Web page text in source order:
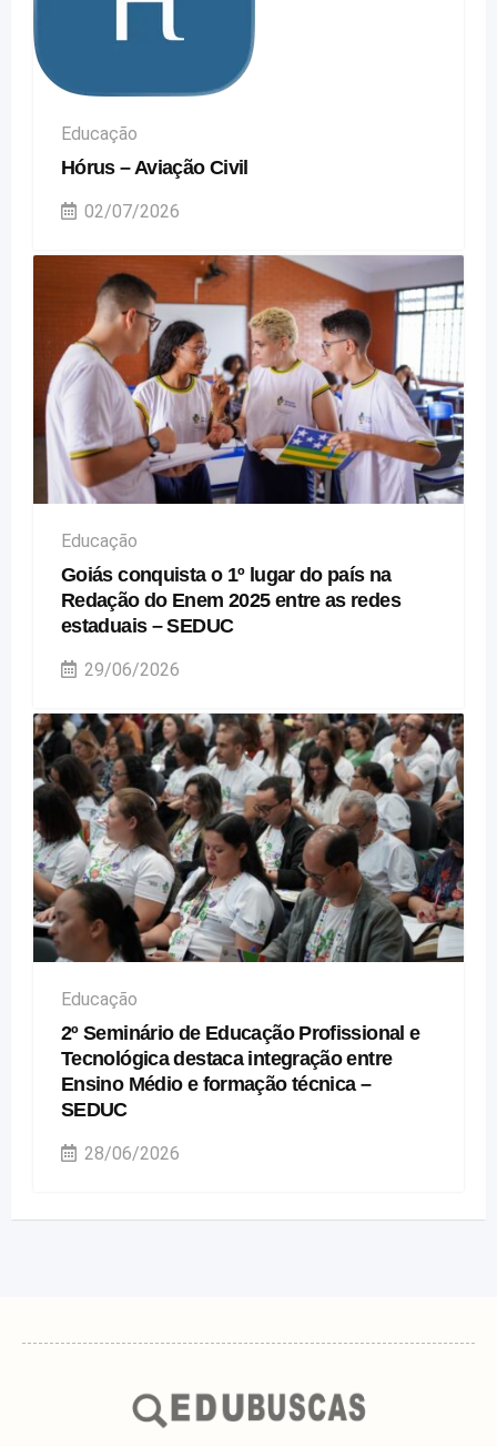
Educação
Hórus – Aviação Civil
02/07/2026
Educação
Goiás conquista o 1º lugar do país na
Redação do Enem 2025 entre as redes
estaduais – SEDUC
29/06/2026
Educação
2º Seminário de Educação Profissional e
Tecnológica destaca integração entre
Ensino Médio e formação técnica –
SEDUC
28/06/2026